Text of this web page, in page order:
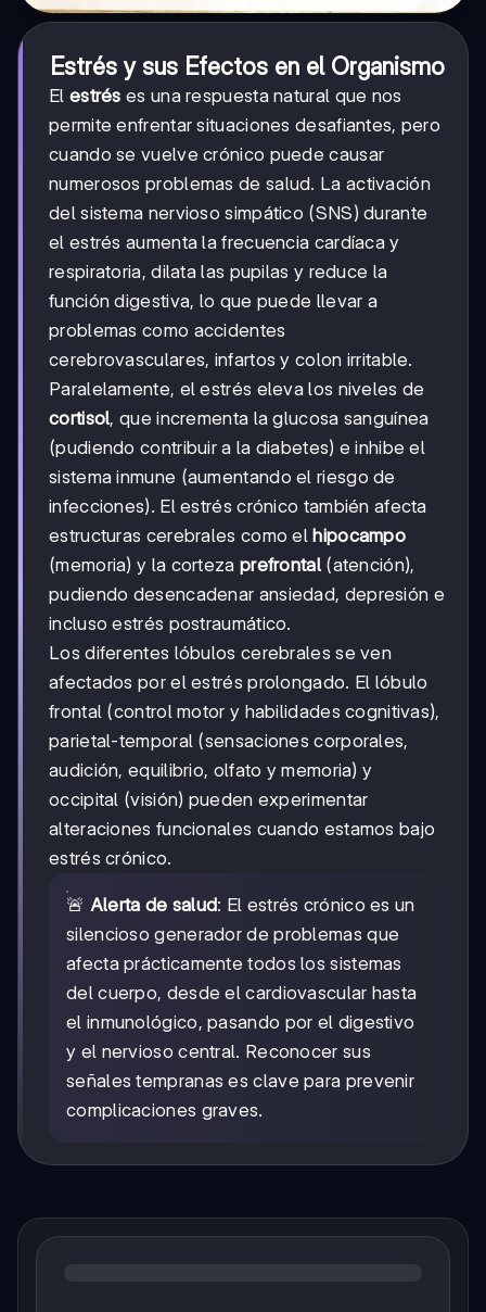
Estrés y sus Efectos en el Organismo
El estrés es una respuesta natural que nos
permite enfrentar situaciones desafiantes, pero
cuando se vuelve crónico puede causar
numerosos problemas de salud. La activación
del sistema nervioso simpático (SNS) durante
el estrés aumenta la frecuencia cardíaca y
respiratoria, dilata las pupilas y reduce la
función digestiva, lo que puede llevar a
problemas como accidentes
cerebrovasculares, infartos y colon irritable.
Paralelamente, el estrés eleva los niveles de
cortisol, que incrementa la glucosa sanguínea
(pudiendo contribuir a la diabetes) e inhibe el
sistema inmune (aumentando el riesgo de
infecciones). El estrés crónico también afecta
estructuras cerebrales como elhipocampo
(memoria) y la corteza prefrontal(atención),
pudiendo desencadenar ansiedad, depresión e
incluso estrés postraumático.
Los diferentes lóbulos cerebrales se ven
afectados por el estrés prolongado. El lóbulo
frontal (control motor y habilidades cognitivas),
parietal-temporal (sensaciones corporales,
audición, equilibrio, olfato y memoria) y
occipital (visión) pueden experimentar
alteraciones funcionales cuando estamos bajo
estrés crónico.
🚨 Alerta de salud: El estrés crónico es un
silencioso generador de problemas que
afecta prácticamente todos los sistemas
del cuerpo, desde el cardiovascular hasta
el inmunológico, pasando por el digestivo
y el nervioso central. Reconocer sus
señales tempranas es clave para prevenir
complicaciones graves.